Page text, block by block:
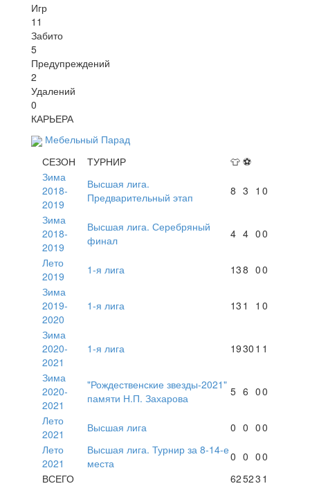
Игр
11
Забито
5
Предупреждений
2
Удалений
0
КАРЬЕРА
Мебельный Парад
СЕЗОН
ТУРНИР 👕 ⚽
Зима
2018-
2019
Высшая лига.
Предварительный этап
8 3 1 0
Зима
2018-
2019
Высшая лига. Серебряный
финал
4 4 00
Лето
2019
1-я лига 138 00
Зима
2019-
2020
1-я лига 13 1 1 0
Зима
2020-
2021
1-я лига 1930 1 1
Зима
2020-
2021
"Рождественские звезды-2021"
памяти Н.П. Захарова
5 6 00
Лето
2021
Высшая лига 0 0 00
Лето
2021
Высшая лига. Турнир за 8-14-е
места
0 0 00
ВСЕГО
62523 1